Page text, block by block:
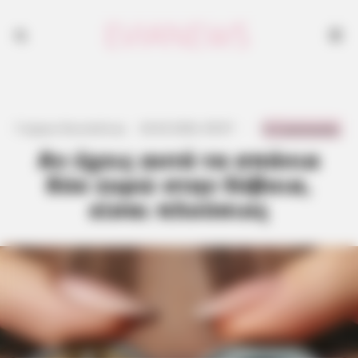
Αν έχεις αυτά τα σπάνια
δύο ευρώ στην Εύβοια,
είσαι πλούσιος